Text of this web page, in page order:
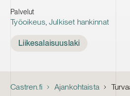
Palvelut
Työoikeus,Julkiset hankinnat
Liikesalaisuuslaki
Castren.fi Ajankohtaista